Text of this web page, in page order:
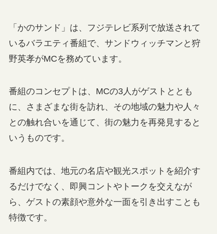
「かのサンド」は、フジテレビ系列で放送されて
いるバラエティ番組で、サンドウィッチマンと狩
野英孝がMCを務めています。
番組のコンセプトは、MCの3人がゲストととも
に、さまざまな街を訪れ、その地域の魅力や人々
との触れ合いを通じて、街の魅力を再発見すると
いうものです。
番組内では、地元の名店や観光スポットを紹介す
るだけでなく、即興コントやトークを交えなが
ら、ゲストの素顔や意外な一面を引き出すことも
特徴です。